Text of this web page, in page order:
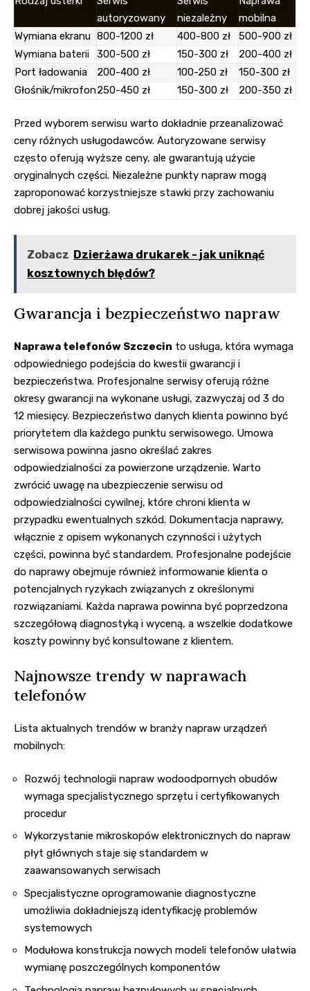
autoryzowany
niezależny
mobilna
Wymiana ekranu 800-1200 zł 400-800 zł
500-900 zł
Wymiana baterii
300-500 zł 150-300 zł
200-400 zł
Port ładowania
200-400 zł 100-250 zł
150-300 zł
Głośnik/mikrofon250-450 zł 150-300 zł 200-350 zł
Przed wyborem serwisu warto dokładnie przeanalizować
ceny różnych usługodawców. Autoryzowane serwisy
często oferują wyższe ceny, ale gwarantują użycie
oryginalnych części. Niezależne punkty napraw mogą
zaproponować korzystniejsze stawki przy zachowaniu
dobrej jakości usług.
Zobacz Dzierżawa drukarek - jak uniknąć
kosztownych błędów?
Gwarancja i bezpieczeństwo napraw
Naprawa telefonów Szczecin to usługa, która wymaga
odpowiedniego podejścia do kwestii gwarancji i
bezpieczeństwa. Profesjonalne serwisy oferują różne
okresy gwarancji na wykonane usługi, zazwyczaj od 3 do
12 miesięcy. Bezpieczeństwo danych klienta powinno być
priorytetem dla każdego punktu serwisowego. Umowa
serwisowa powinna jasno określać zakres
odpowiedzialności za powierzone urządzenie. Warto
zwrócić uwagę na ubezpieczenie serwisu od
odpowiedzialności cywilnej, które chroni klienta w
przypadku ewentualnych szkód. Dokumentacja naprawy,
włącznie z opisem wykonanych czynności i użytych
części, powinna być standardem. Profesjonalne podejście
do naprawy obejmuje również informowanie klienta o
potencjalnych ryzykach związanych z określonymi
rozwiązaniami. Każda naprawa powinna być poprzedzona
szczegółową diagnostyką i wyceną, a wszelkie dodatkowe
koszty powinny być konsultowane z klientem.
Najnowsze trendy w naprawach
telefonów
Lista aktualnych trendów w branży napraw urządzeń
mobilnych:
Rozwój technologii napraw wodoodpornych obudów
wymaga specjalistycznego sprzętu i certyfikowanych
procedur
Wykorzystanie mikroskopów elektronicznych do napraw
płyt głównych staje się standardem w
zaawansowanych serwisach
Specjalistyczne oprogramowanie diagnostyczne
umożliwia dokładniejszą identyfikację problemów
systemowych
Modułowa konstrukcja nowych modeli telefonów ułatwia
wymianę poszczególnych komponentów